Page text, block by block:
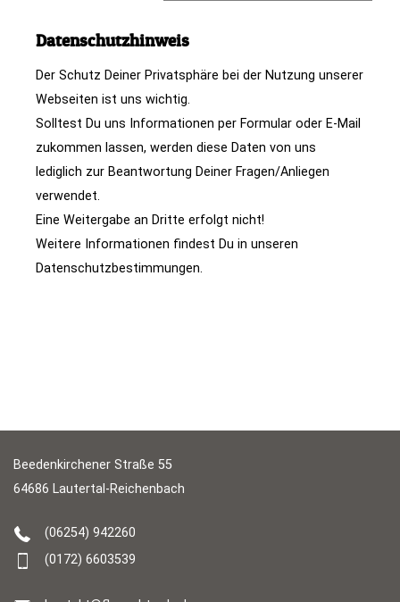
Datenschutzhinweis
Der Schutz Deiner Privatsphäre bei der Nutzung unserer
Webseiten ist uns wichtig.
Solltest Du uns Informationen per Formular oder E-Mail
zukommen lassen, werden diese Daten von uns
lediglich zur Beantwortung Deiner Fragen/Anliegen
verwendet.
Eine Weitergabe an Dritte erfolgt nicht!
Weitere Informationen findest Du in unseren
Datenschutzbestimmungen.
Beedenkirchener Straße 55
64686 Lautertal-Reichenbach
(06254) 942260
(0172) 6603539